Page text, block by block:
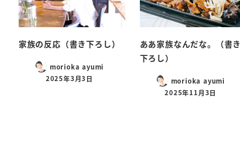
家族の反応（書き下ろし）
morioka ayumi
2025年3月3日
ああ家族なんだな。（書き
下ろし）
morioka ayumi
2025年11月3日